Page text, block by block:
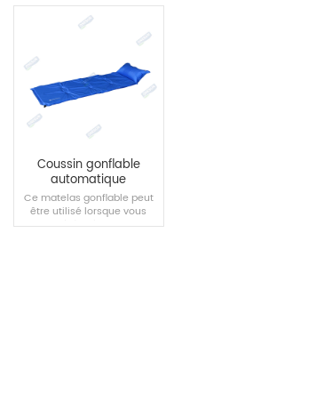
Coussin gonflable
automatique
Ce matelas gonflable peut
être utilisé lorsque vous
campez à l'extérieur ou que